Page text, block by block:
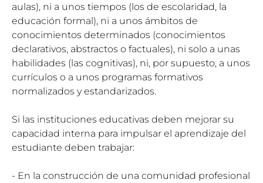
aulas), ni a unos tiempos (los de escolaridad, la
educación formal), ni a unos ámbitos de
conocimientos determinados (conocimientos
declarativos, abstractos o factuales), ni solo a unas
habilidades (las cognitivas), ni, por supuesto, a unos
currículos o a unos programas formativos
normalizados y estandarizados.
Si las instituciones educativas deben mejorar su
capacidad interna para impulsar el aprendizaje del
estudiante deben trabajar:
- En la construcción de una comunidad profesional